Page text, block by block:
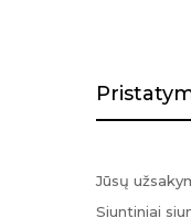
Jūsų
Siuntiniai